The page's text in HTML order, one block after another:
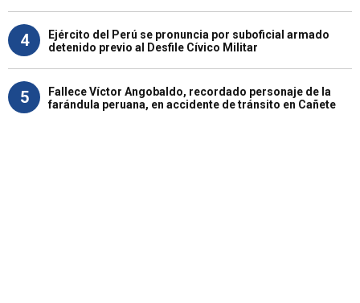
4
Ejército del Perú se pronuncia por suboficial armado
detenido previo al Desfile Cívico Militar
5
Fallece Víctor Angobaldo, recordado personaje de la
farándula peruana, en accidente de tránsito en Cañete